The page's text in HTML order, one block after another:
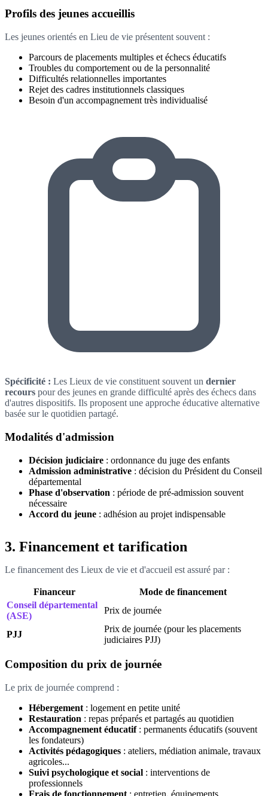
Profils des jeunes accueillis
Les jeunes orientés en Lieu de vie présentent souvent :
Parcours de placements multiples et échecs éducatifs
Troubles du comportement ou de la personnalité
Difficultés relationnelles importantes
Rejet des cadres institutionnels classiques
Besoin d'un accompagnement très individualisé
Spécificité : Les Lieux de vie constituent souvent un dernier
recours pour des jeunes en grande difficulté après des échecs dans
d'autres dispositifs. Ils proposent une approche éducative alternative
basée sur le quotidien partagé.
Modalités d'admission
Décision judiciaire : ordonnance du juge des enfants
Admission administrative : décision du Président du Conseil
départemental
Phase d'observation : période de pré-admission souvent
nécessaire
Accord du jeune : adhésion au projet indispensable
3. Financement et tarification
Le financement des Lieux de vie et d'accueil est assuré par :
Financeur
Mode de financement
Conseil départemental
(ASE)
Prix de journée
PJJ
Prix de journée (pour les placements
judiciaires PJJ)
Composition du prix de journée
Le prix de journée comprend :
Hébergement : logement en petite unité
Restauration : repas préparés et partagés au quotidien
Accompagnement éducatif: permanents éducatifs (souvent
les fondateurs)
Activités pédagogiques : ateliers, médiation animale, travaux
agricoles...
Suivi psychologique et social : interventions de
professionnels
Frais de fonctionnement : entretien, équipements